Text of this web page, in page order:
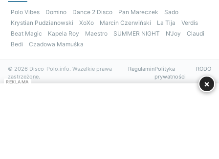
Polo Vibes Domino Dance 2 Disco Pan Mareczek
Sado
Krystian Pudzianowski
XoXo Marcin Czerwiński La Tija
Verdis
Beat Magic
Kapela Roy Maestro SUMMER NIGHT N’Joy
Claudi
Bedi
Czadowa Mamuśka
© 2026 Disco-Polo.info. Wszelkie prawa
zastrzeżone.
RegulaminPolityka
prywatności
RODO
REKLAMA ×